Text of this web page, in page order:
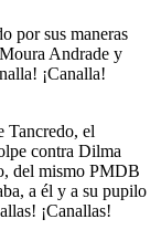
por sus maneras
Andrade y
¡Canalla!
Tancredo, el
contra Dilma
del mismo PMDB
a él y a su pupilo
¡Canallas!